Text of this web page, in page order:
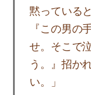
黙っている
『この男の
せ。そこで
う。』招か
い。」